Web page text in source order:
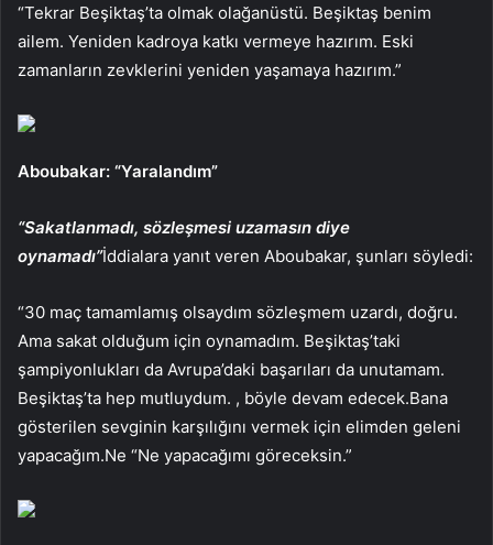
“Tekrar Beşiktaş’ta olmak olağanüstü. Beşiktaş benim
ailem. Yeniden kadroya katkı vermeye hazırım. Eski
zamanların zevklerini yeniden yaşamaya hazırım.”
Aboubakar: “Yaralandım”
“Sakatlanmadı, sözleşmesi uzamasın diye
oynamadı”İddialara yanıt veren Aboubakar, şunları söyledi:
“30 maç tamamlamış olsaydım sözleşmem uzardı, doğru.
Ama sakat olduğum için oynamadım. Beşiktaş’taki
şampiyonlukları da Avrupa’daki başarıları da unutamam.
Beşiktaş’ta hep mutluydum. , böyle devam edecek.Bana
gösterilen sevginin karşılığını vermek için elimden geleni
yapacağım.Ne “Ne yapacağımı göreceksin.”